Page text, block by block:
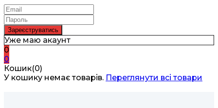
Уже маю акаунт
0
0
Кошик(0)
У кошику немає товарів. Переглянути всі товари